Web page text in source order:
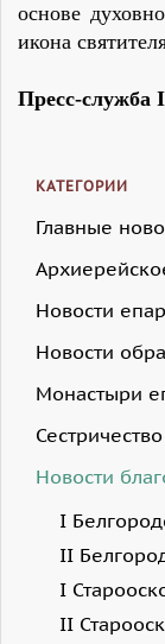
основе
икона
Пресс-служба
КАТЕГОРИИ
Главные
Новости
Новости
Монастыри
Новости
I
II
I
II